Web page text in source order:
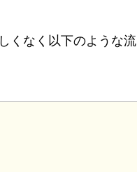
くなく以下のような流